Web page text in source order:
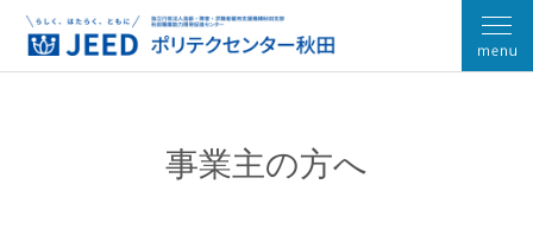
事業主の方へ